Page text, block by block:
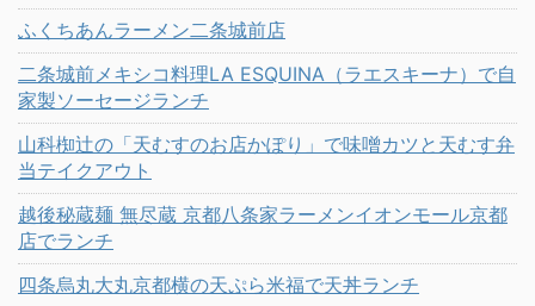
ふくちあんラーメン二条城前店
二条城前メキシコ料理LA ESQUINA（ラエスキーナ）で自
家製ソーセージランチ
山科椥辻の「天むすのお店かぽり」で味噌カツと天むす弁
当テイクアウト
越後秘蔵麺 無尽蔵 京都八条家ラーメンイオンモール京都
店でランチ
四条烏丸大丸京都横の天ぷら米福で天丼ランチ